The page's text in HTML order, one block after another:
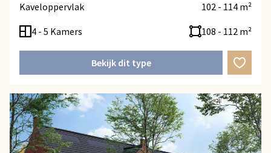
Kaveloppervlak
102 - 114 m²
4 - 5 Kamers 108 - 112 m²
Bekijk dit type